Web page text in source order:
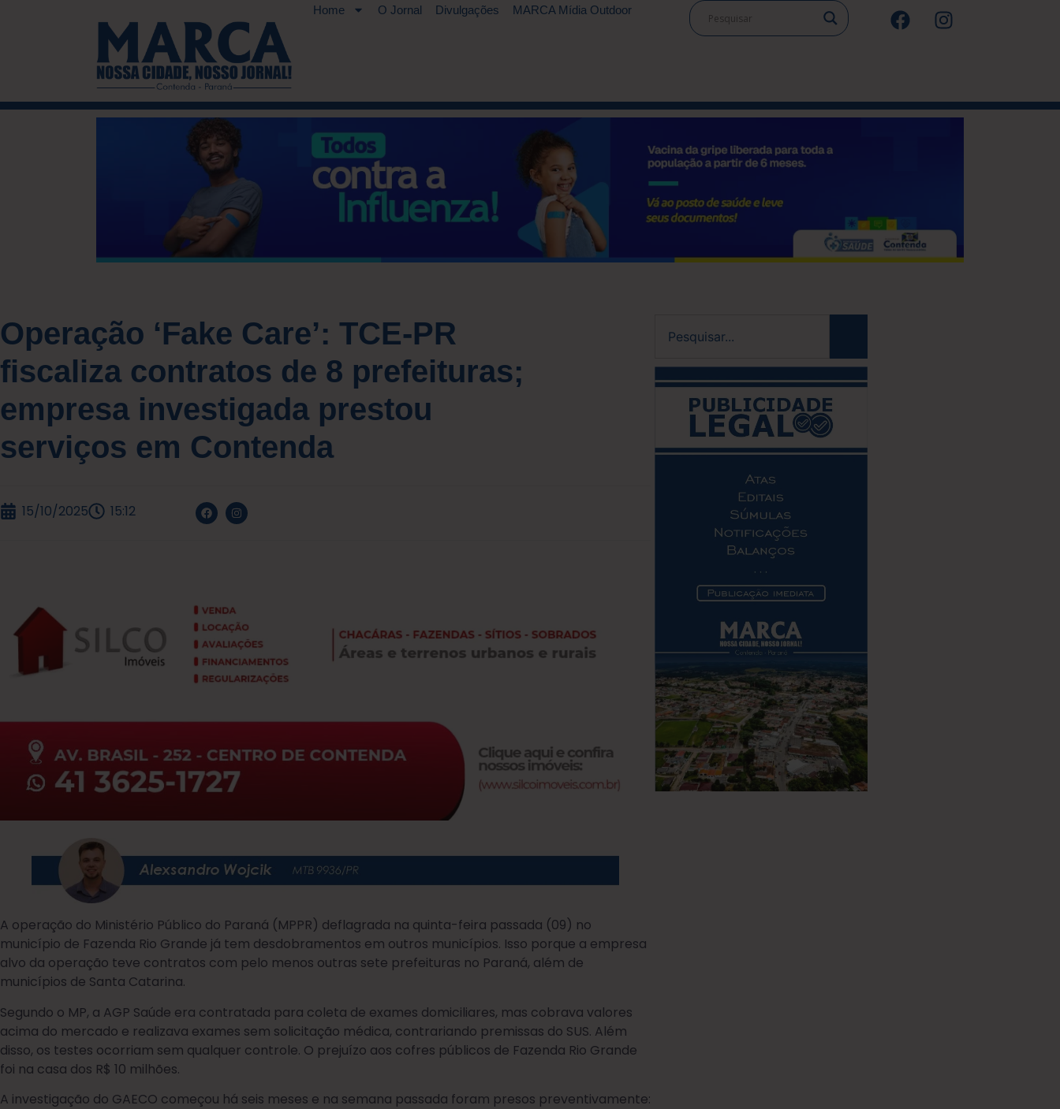
Home O Jornal Divulgações MARCA Mídia Outdoor
Operação ‘Fake Care’: TCE-PR
fiscaliza contratos de 8 prefeituras;
empresa investigada prestou
serviços em Contenda
15/10/2025 15:12
A operação do Ministério Público do Paraná (MPPR) deflagrada na quinta-feira passada (09) no
município de Fazenda Rio Grande já tem desdobramentos em outros municípios. Isso porque a empresa
alvo da operação teve contratos com pelo menos outras sete prefeituras no Paraná, além de
municípios de Santa Catarina.
Segundo o MP, a AGP Saúde era contratada para coleta de exames domiciliares, mas cobrava valores
acima do mercado e realizava exames sem solicitação médica, contrariando premissas do SUS. Além
disso, os testes ocorriam sem qualquer controle. O prejuízo aos cofres públicos de Fazenda Rio Grande
foi na casa dos R$ 10 milhões.
A investigação do GAECO começou há seis meses e na semana passada foram presos preventivamente: